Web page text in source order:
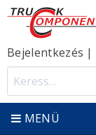
Bejelentkezés |
MENÜ